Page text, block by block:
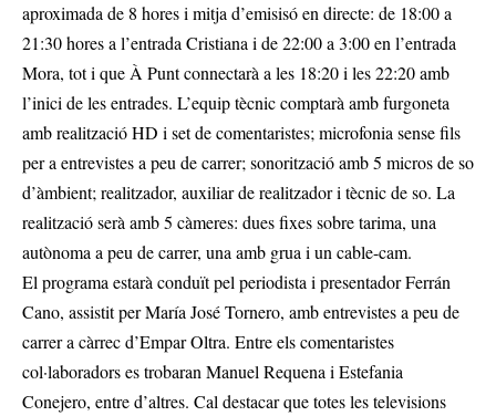
aproximada de 8 hores i mitja d’emisisó en directe: de 18:00 a
21:30 hores a l’entrada Cristiana i de 22:00 a 3:00 en l’entrada
Mora, tot i que À Punt connectarà a les 18:20 i les 22:20 amb
l’inici de les entrades. L’equip tècnic comptarà amb furgoneta
amb realització HD i set de comentaristes; microfonia sense fils
per a entrevistes a peu de carrer; sonorització amb 5 micros de so
d’àmbient; realitzador, auxiliar de realitzador i tècnic de so. La
realització serà amb 5 càmeres: dues fixes sobre tarima, una
autònoma a peu de carrer, una amb grua i un cable-cam.
El programa estarà conduït pel periodista i presentador Ferrán
Cano, assistit per María José Tornero, amb entrevistes a peu de
carrer a càrrec d’Empar Oltra. Entre els comentaristes
col·laboradors es trobaran Manuel Requena i Estefania
Conejero, entre d’altres. Cal destacar que totes les televisions